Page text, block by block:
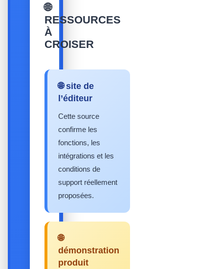
🌐
RESSOURCES
À
CROISER
🌐 site de
l’éditeur
Cette source
confirme les
fonctions, les
intégrations et les
conditions de
support réellement
proposées.
🌐
démonstration
produit